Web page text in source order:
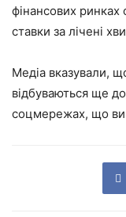
фінансових
ставки за лічені
Медіа вказували,
відбуваються ще
соцмережах, що